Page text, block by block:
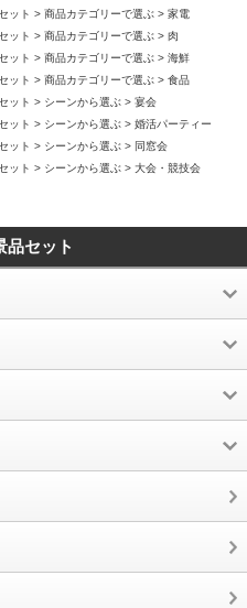
ット 商品カテゴリーで選ぶ
家電
ット 商品カテゴリーで選ぶ
肉
ット 商品カテゴリーで選ぶ
海鮮
ット 商品カテゴリーで選ぶ
食品
ット シーンから選ぶ
宴会
ット シーンから選ぶ
婚活パーティー
ット シーンから選ぶ
同窓会
ット シーンから選ぶ 大会・競技会
品セット